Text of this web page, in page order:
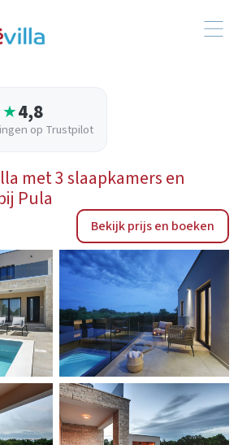
4,8
op Trustpilot
met 3 slaapkamers en
Pula
Bekijk prijs en boeken